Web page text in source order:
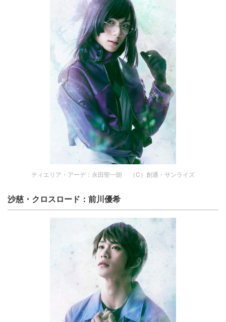
ティエリア・アーデ：永田聖一朗 （C）創通・サンライズ
沙慈・クロスロード：前川優希